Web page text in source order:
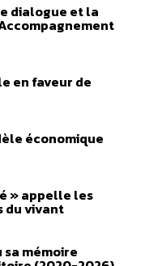
dialogue et la
en faveur de
économique
» appelle les
du vivant
mémoire